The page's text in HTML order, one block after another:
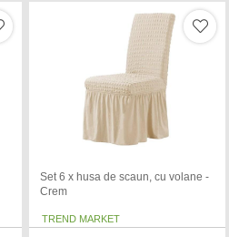
Set 6 x husa de scaun, cu volane -
Crem
TREND MARKET